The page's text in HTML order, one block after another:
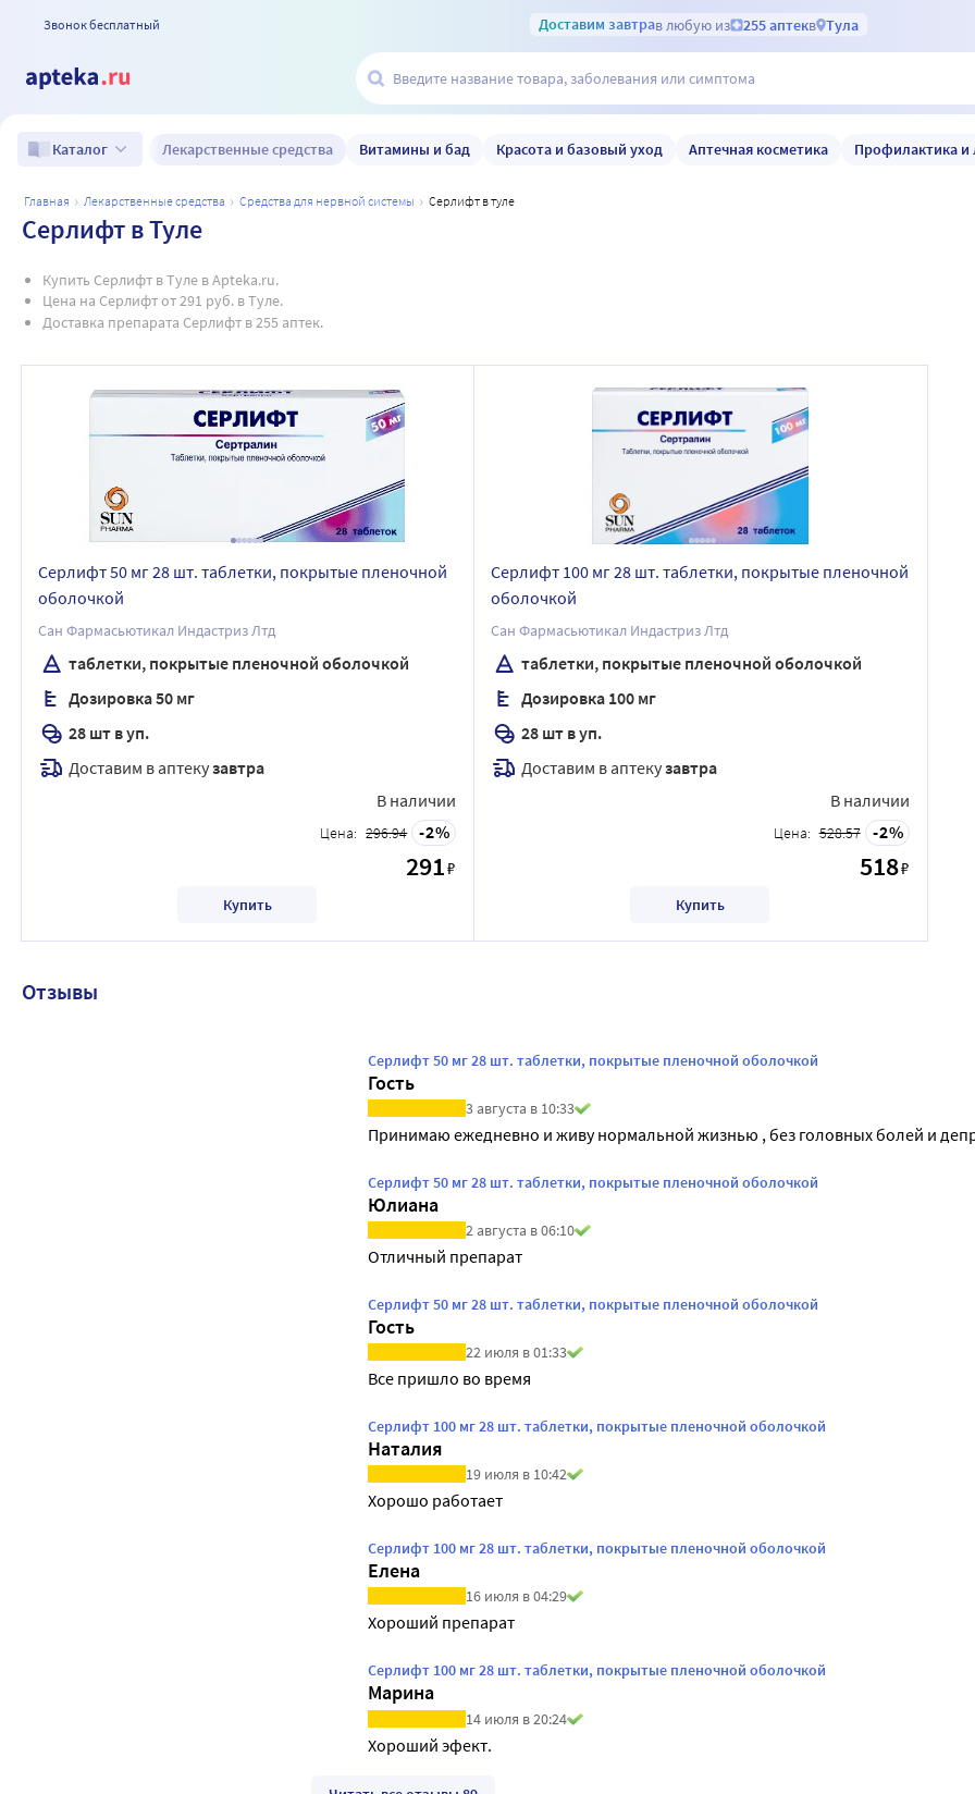
Звонок бесплатный Доставим завтрав любую из 255 аптекв Тула
Каталог Лекарственные средства Витамины и бад Красота и базовый уход Аптечная косметика Профилактика и
главная лекарственные средства средства для нервной системы серлифт в туле
Серлифт в Туле
Купить Серлифт в Туле в Apteka.ru.
Цена на Серлифт от 291 руб. в Туле.
Доставка препарата Серлифт в 255 аптек.
Серлифт 50 мг 28 шт. таблетки, покрытые пленочной
оболочкой
Сан Фармасьютикал Индастриз Лтд
таблетки, покрытые пленочной оболочкой
Дозировка 50 мг
28 шт в уп.
Доставим в аптекузавтра
В наличии
Цена: 296.94 2
291₽
Купить
Серлифт 100 мг 28 шт. таблетки, покрытые пленочной
оболочкой
Сан Фармасьютикал Индастриз Лтд
таблетки, покрытые пленочной оболочкой
Дозировка 100 мг
28 шт в уп.
Доставим в аптекузавтра
В наличии
Цена: 528.57 2
518₽
Купить
Отзывы
Серлифт 50 мг 28 шт. таблетки, покрытые пленочной оболочкой
Гость
3 августа в 10:33
Принимаю ежедневно и живу нормальной жизнью , без головных болей и
Серлифт 50 мг 28 шт. таблетки, покрытые пленочной оболочкой
Юлиана
2 августа в 06:10
Отличный препарат
Серлифт 50 мг 28 шт. таблетки, покрытые пленочной оболочкой
Гость
22 июля в 01:33
Все пришло во время
Серлифт 100 мг 28 шт. таблетки, покрытые пленочной оболочкой
Наталия
19 июля в 10:42
Хорошо работает
Серлифт 100 мг 28 шт. таблетки, покрытые пленочной оболочкой
Елена
16 июля в 04:29
Хороший препарат
Серлифт 100 мг 28 шт. таблетки, покрытые пленочной оболочкой
Марина
14 июля в 20:24
Хороший эфект.